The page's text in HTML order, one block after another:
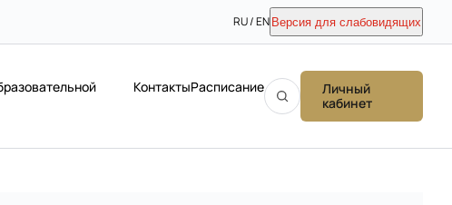
RU / EN Версия для слабовидящих
КонтактыРасписание
Личный
кабинет